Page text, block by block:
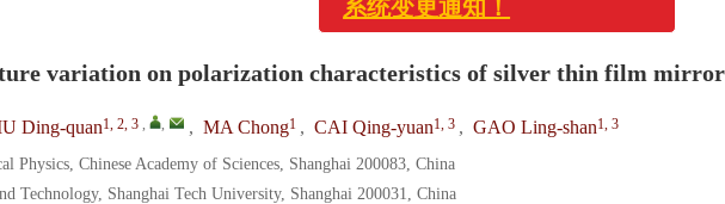
variation on polarization characteristics of silver thin film mirror
Ding-quan1, 2, 3 , , , MA Chong1 , CAI Qing-yuan1, 3 , GAO Ling-shan1, 3
Physics, Chinese Academy of Sciences, Shanghai 200083, China
Technology, Shanghai Tech University, Shanghai 200031, China